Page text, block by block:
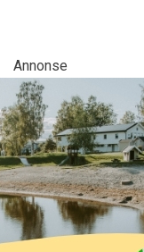
Annonse